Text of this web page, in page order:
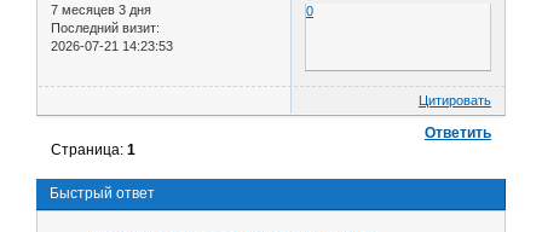
7 месяцев 3 дня
Последний визит:
2026-07-21 14:23:53
0
Цитировать
Ответить
Страница:1
Быстрый ответ